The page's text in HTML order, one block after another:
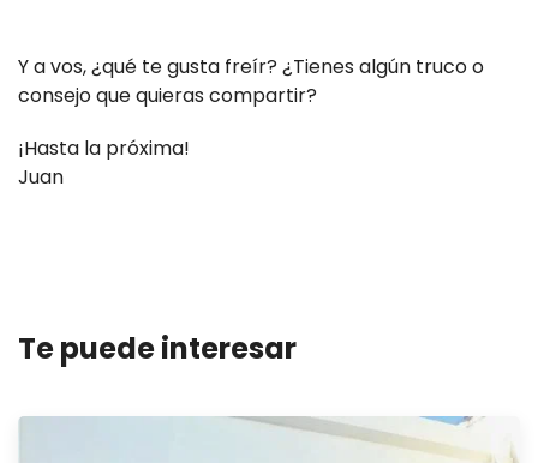
Y a vos, ¿qué te gusta freír? ¿Tienes algún truco o
consejo que quieras compartir?
¡Hasta la próxima!
Juan
Te puede interesar